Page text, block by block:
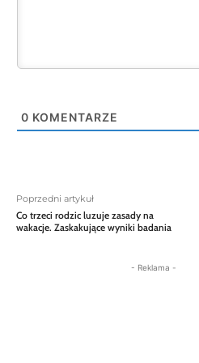
0 KOMENTARZE
Poprzedni artykuł
Co trzeci rodzic luzuje zasady na
wakacje. Zaskakujące wyniki badania
- Reklama -